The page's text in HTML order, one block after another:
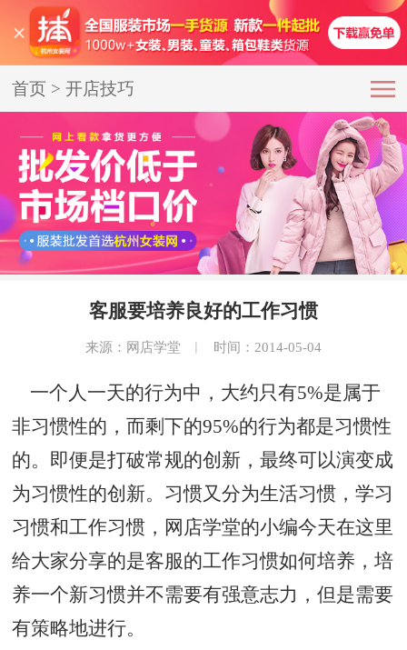
首页 >开店技巧
客服要培养良好的工作习惯
来源：网店学堂 ︱ 时间：2014-05-04
一个人一天的行为中，大约只有5%是属于
非习惯性的，而剩下的95%的行为都是习惯性
的。即便是打破常规的创新，最终可以演变成
为习惯性的创新。习惯又分为生活习惯，学习
习惯和工作习惯，网店学堂的小编今天在这里
给大家分享的是客服的工作习惯如何培养，培
养一个新习惯并不需要有强意志力，但是需要
有策略地进行。